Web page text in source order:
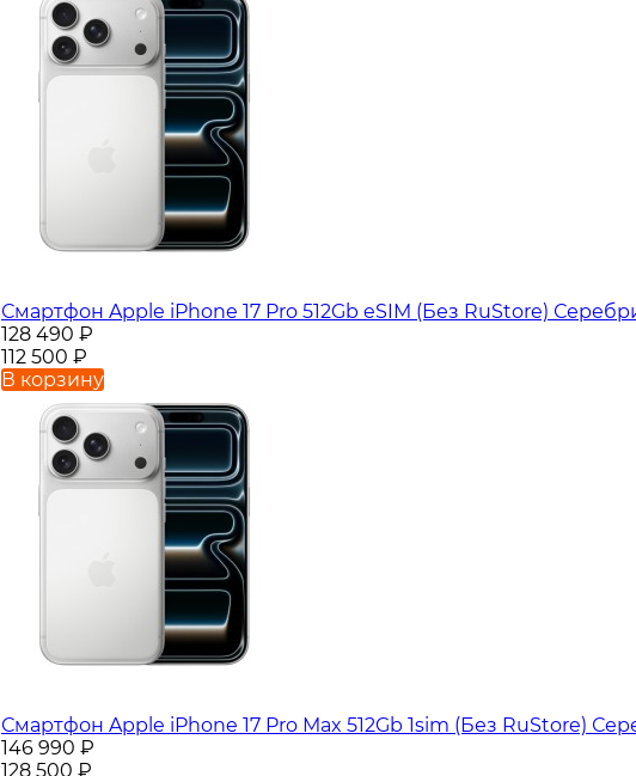
Смартфон Apple iPhone 17 Pro 512Gb eSIM (Без RuStore)
128 490 ₽
112 500 ₽
В корзину
Смартфон Apple iPhone 17 Pro Max 512Gb 1sim (Без RuStore)
146 990 ₽
128 500 ₽